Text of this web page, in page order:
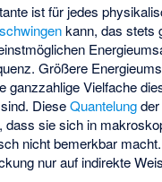
ist für jedes
kann, das stets
Größere
ganzzahlige Vielfache
DieseQuantelung
dass sie sich in
nicht bemerkbar
nur auf indirekte